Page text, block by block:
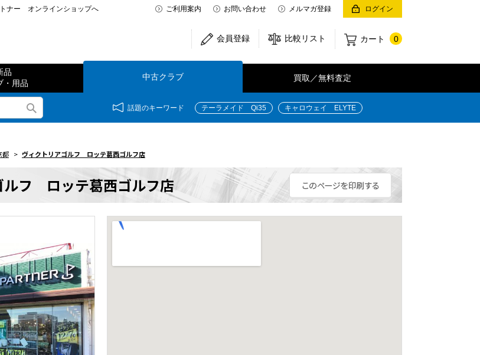
ナー オンラインショップへ ご利用案内 お問い合わせ メルマガ登録 ログイン
カート 0
比較リスト
会員登録
品
・用品
中古クラブ 買取／無料査定
話題のキーワード テーラメイド Qi35 キャロウェイ ELYTE
都 > ヴィクトリアゴルフ ロッテ葛西ゴルフ店
ルフ ロッテ葛西ゴルフ店